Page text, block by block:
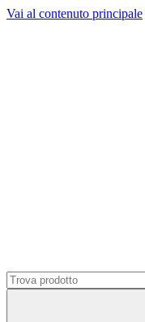
Vai al contenuto principale